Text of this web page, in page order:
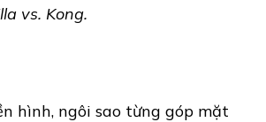
vs. Kong.
hình, ngôi sao từng góp mặt